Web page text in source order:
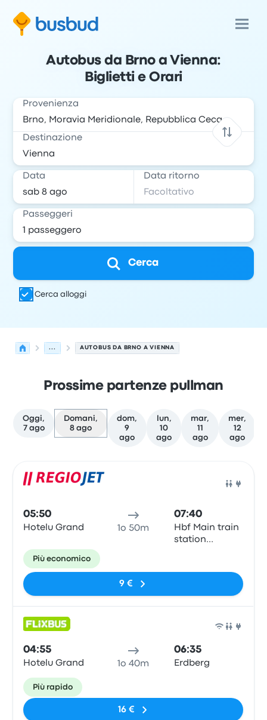
Autobus da Brno a Vienna:
Biglietti e Orari
Provenienza
Destinazione
Data Data ritorno
Passeggeri
Cerca
Cerca alloggi
... AUTOBUS DA BRNO A VIENNA
Prossime partenze pullman
Oggi,
7 ago
Domani,
8 ago
dom,
9
ago
lun,
10
ago
mar,
11
ago
mer,
12
ago
05:50
Hotelu Grand 1o 50m
07:40
Hbf Main train
station
Più economico
9 €
04:55
Hotelu Grand 1o 40m
06:35
Erdberg
Più rapido
16 €